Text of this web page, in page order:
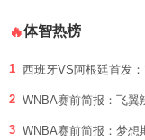
🔥体智热榜
1 西班牙VS阿根廷首发
2 WNBA赛前简报：飞翼
3 WNBA赛前简报：梦想